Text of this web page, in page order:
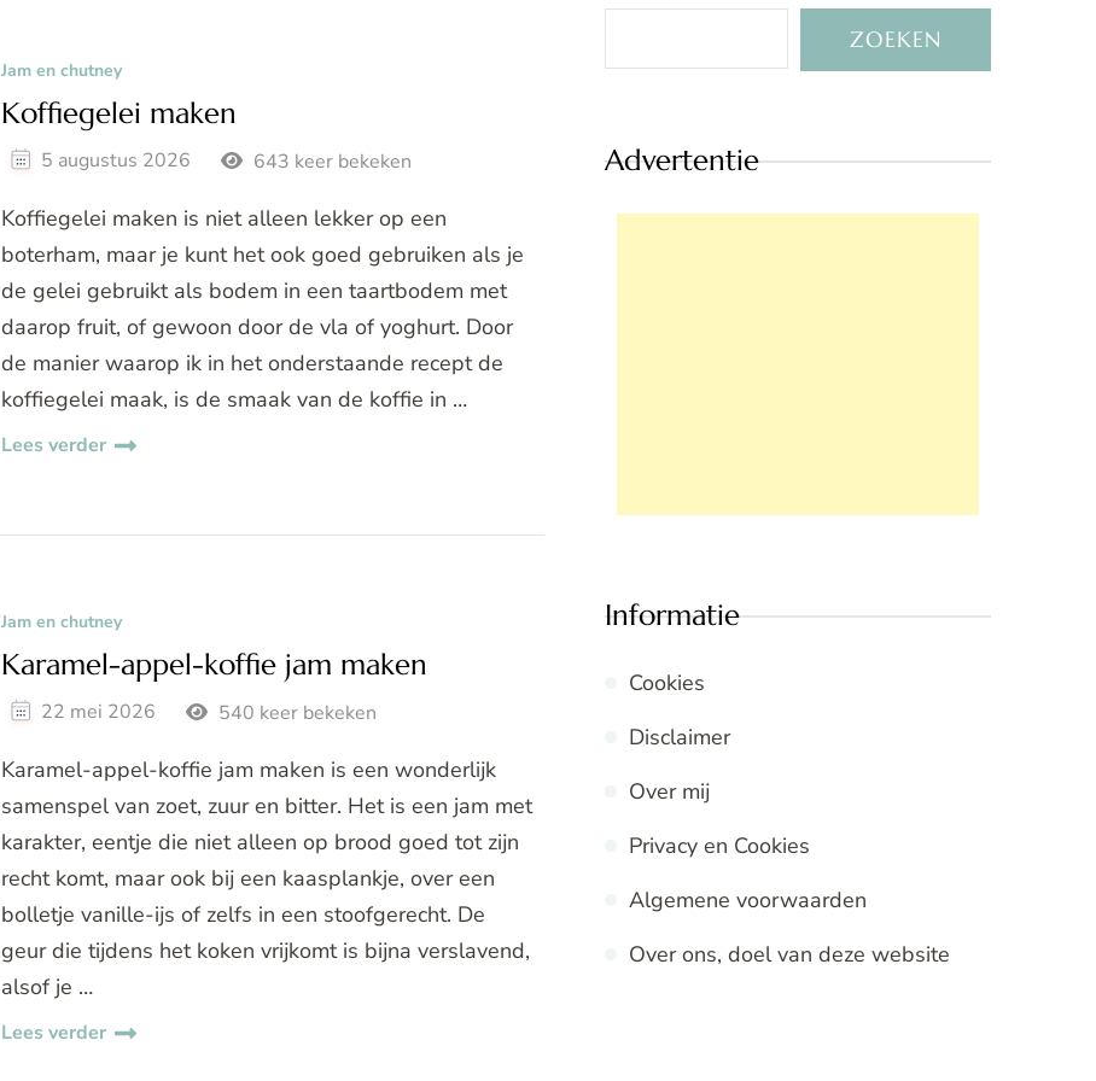
Jam en chutney
Koffiegelei maken
5 augustus 2026 643 keer bekeken
Koffiegelei maken is niet alleen lekker op een
boterham, maar je kunt het ook goed gebruiken als je
de gelei gebruikt als bodem in een taartbodem met
daarop fruit, of gewoon door de vla of yoghurt. Door
de manier waarop ik in het onderstaande recept de
koffiegelei maak, is de smaak van de koffie in …
Lees verder
Jam en chutney
Karamel-appel-koffie jam maken
22 mei 2026 540 keer bekeken
Karamel-appel-koffie jam maken is een wonderlijk
samenspel van zoet, zuur en bitter. Het is een jam met
karakter, eentje die niet alleen op brood goed tot zijn
recht komt, maar ook bij een kaasplankje, over een
bolletje vanille-ijs of zelfs in een stoofgerecht. De
geur die tijdens het koken vrijkomt is bijna verslavend,
alsof je …
Lees verder
ZOEKEN
Advertentie
Informatie
Cookies
Disclaimer
Over mij
Privacy en Cookies
Algemene voorwaarden
Over ons, doel van deze website